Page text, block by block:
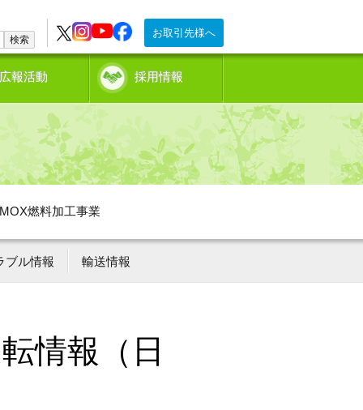
お取引先様へ
検索
報活動 採用情報
燃料加工事業
ブル情報 輸送情報
情報（日